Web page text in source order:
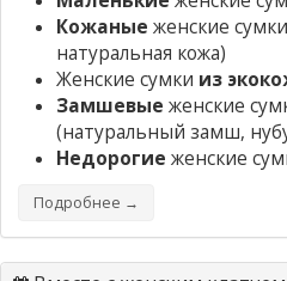
Кожаные женские
натуральная кожа)
Женские сумки из
Замшевые женские
(натуральный замш,
Недорогие женские
Подробнее →